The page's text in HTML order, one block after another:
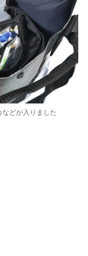
どが入りました